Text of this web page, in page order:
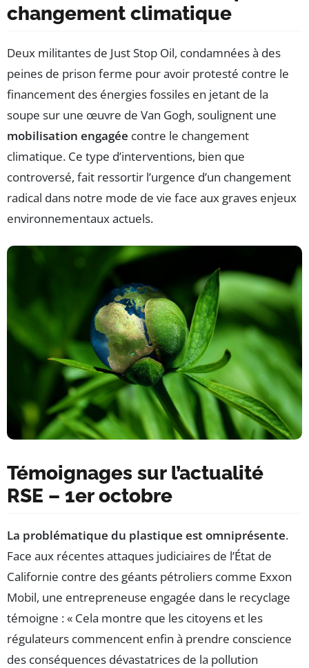
changement climatique
Deux militantes de Just Stop Oil, condamnées à des
peines de prison ferme pour avoir protesté contre le
financement des énergies fossiles en jetant de la
soupe sur une œuvre de Van Gogh, soulignent une
mobilisation engagée contre le changement
climatique. Ce type d’interventions, bien que
controversé, fait ressortir l’urgence d’un changement
radical dans notre mode de vie face aux graves enjeux
environnementaux actuels.
Témoignages sur l’actualité
RSE – 1er octobre
La problématique du plastique est omniprésente.
Face aux récentes attaques judiciaires de l’État de
Californie contre des géants pétroliers comme Exxon
Mobil, une entrepreneuse engagée dans le recyclage
témoigne : « Cela montre que les citoyens et les
régulateurs commencent enfin à prendre conscience
des conséquences dévastatrices de la pollution